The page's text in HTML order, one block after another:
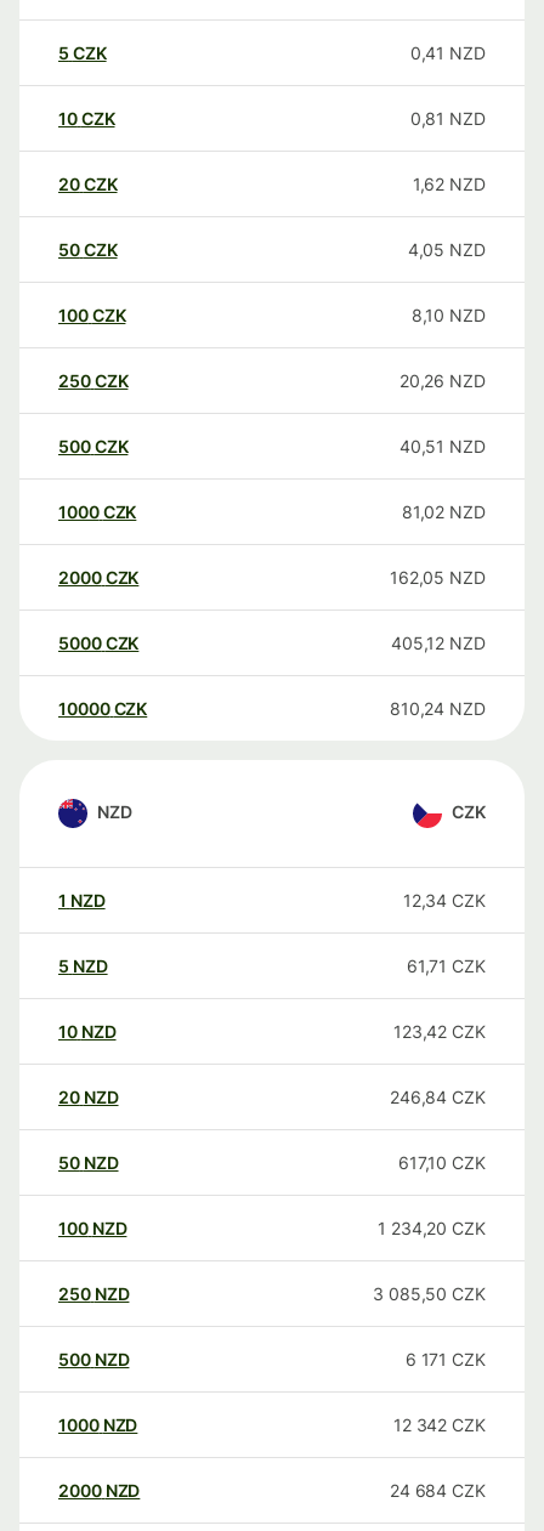
5 CZK 0,41 NZD
10CZK 0,81 NZD
20CZK 1,62 NZD
50CZK 4,05 NZD
100CZK 8,10 NZD
250CZK 20,26 NZD
500CZK 40,51 NZD
1000CZK 81,02 NZD
2000CZK 162,05 NZD
5000CZK 405,12 NZD
10000 CZK 810,24 NZD
NZD CZK
1 NZD 12,34 CZK
5 NZD 61,71 CZK
10 NZD 123,42 CZK
20 NZD 246,84 CZK
50 NZD 617,10 CZK
100 NZD 1 234,20 CZK
250 NZD 3 085,50 CZK
500 NZD 6 171 CZK
1000 NZD 12 342 CZK
2000 NZD 24 684 CZK